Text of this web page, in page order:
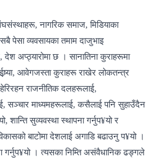
नागरिक समाज, मिडियाका
पेसा व्यवसायका तमाम दाजुभाइ
देश अप्ठ्यारोमा छ । सानातिना कुराहरूमा
आवेगजस्ता कुराहरू राखेर लोकतन्त्र
हेरिरहन राजनीतिक दलहरूलाई,
सञ्चार माध्यमहरूलाई, कसैलाई पनि सुहाउँदैन
शान्ति सुव्यवस्था स्थापना गर्नुप¥यो र
बाटोमा देशलाई अगाडि बढाउनु प¥यो ।
गर्नुप¥यो । त्यसका निम्ति असंवैधानिक ढङ्गले